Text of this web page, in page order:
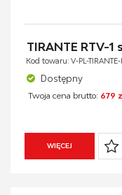
TIRANTE RTV-
Kod towaru: V-PL-TIRANTE-
Dostępny
Twoja cena brutto: 679
WIĘCEJ